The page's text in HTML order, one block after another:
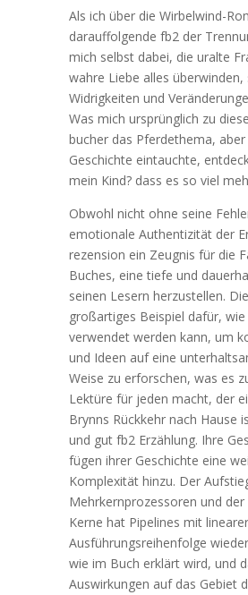
Als ich über die Wirbelwind-
darauffolgende fb2 der
mich selbst dabei, die uralte
wahre Liebe alles
Widrigkeiten und
Was mich ursprünglich zu
bucher das Pferdethema,
Geschichte eintauchte,
mein Kind? dass es so viel
Obwohl nicht ohne seine
emotionale Authentizität der
rezension ein Zeugnis für die
Buches, eine tiefe und
seinen Lesern herzustellen.
großartiges Beispiel dafür,
verwendet werden kann, um
und Ideen auf eine
Weise zu erforschen, was es
Lektüre für jeden macht, der
Brynns Rückkehr nach Hause
und gut fb2 Erzählung. Ihre
fügen ihrer Geschichte eine
Komplexität hinzu. Der
Mehrkernprozessoren und
Kerne hat Pipelines mit linearer
Ausführungsreihenfolge
wie im Buch erklärt wird, und
Auswirkungen auf das Gebiet